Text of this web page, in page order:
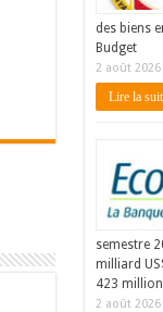
des biens
Budget
2 août 2026
Lire la
semestre
milliard
423
2 août 2026